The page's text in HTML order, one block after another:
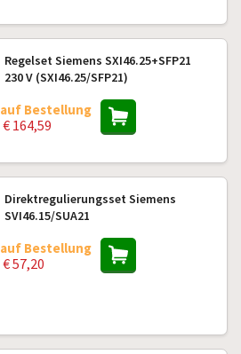
Regelset Siemens SXI46.25+SFP21
230 V (SXI46.25/SFP21)
auf Bestellung
€ 164,59
Direktregulierungsset Siemens
SVI46.15/SUA21
auf Bestellung
€ 57,20